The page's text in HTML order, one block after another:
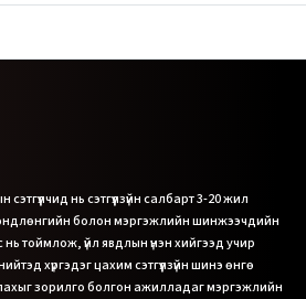
нь сэтгүүлзүйн салбарт 3-20 жил
болон мэргэжлийн шинжээчдийн
тоймлож, үйл явдлын үнэн хийгээд учир
хүргэдэг цахим сэтгүүлзүйн шинэ өнгө
зорилго болгон ажилладаг мэргэжлийн